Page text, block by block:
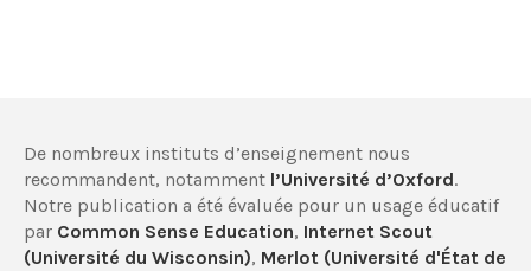
De nombreux instituts d’enseignement nous
recommandent, notamment l’Université d’Oxford.
Notre publication a été évaluée pour un usage éducatif
par Common Sense Education, Internet Scout
(Université du Wisconsin), Merlot (Université d'État de